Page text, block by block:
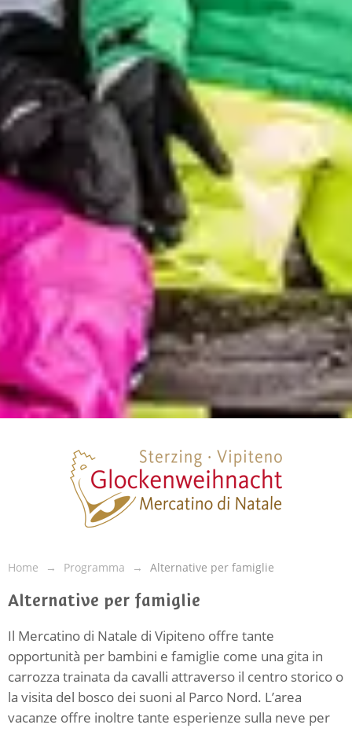
Home Programma Alternative per famiglie
Alternative per famiglie
Il Mercatino di Natale di Vipiteno offre tante
opportunità per bambini e famiglie come una gita in
carrozza trainata da cavalli attraverso il centro storico o
la visita del bosco dei suoni al Parco Nord. L’area
vacanze offre inoltre tante esperienze sulla neve per